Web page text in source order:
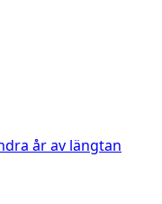
år av längtan